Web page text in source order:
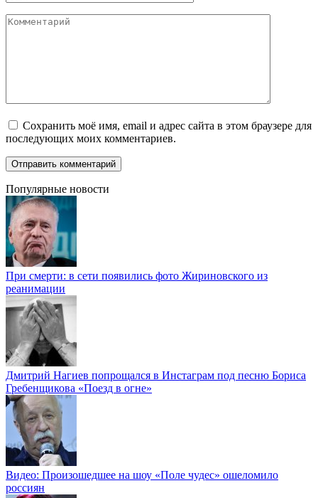
Комментарий
Сохранить моё имя, email и адрес сайта в этом браузере для
последующих моих комментариев.
Популярные новости
При смерти: в сети появились фото Жириновского из
реанимации
Дмитрий Нагиев попрощался в Инстаграм под песню Бориса
Гребенщикова «Поезд в огне»
Видео: Произошедшее на шоу «Поле чудес» ошеломило
россиян